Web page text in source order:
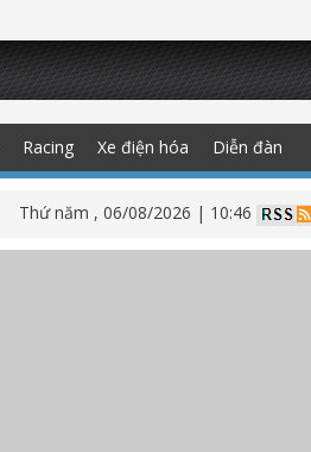
Racing Xe điện hóa Diễn đàn
Thứ năm , 06/08/2026 | 10:46